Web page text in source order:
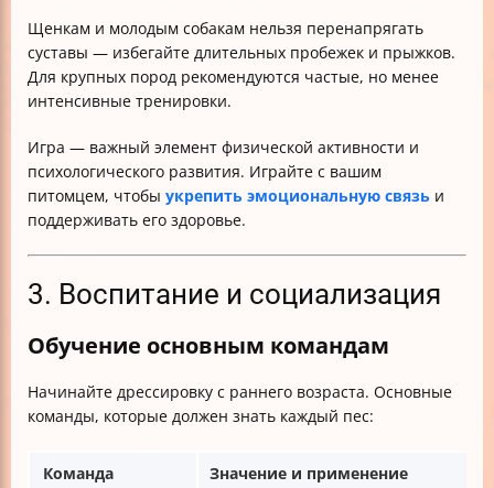
Щенкам и молодым собакам нельзя перенапрягать
суставы — избегайте длительных пробежек и прыжков.
Для крупных пород рекомендуются частые, но менее
интенсивные тренировки.
Игра — важный элемент физической активности и
психологического развития. Играйте с вашим
питомцем, чтобы укрепить эмоциональную связь и
поддерживать его здоровье.
3. Воспитание и социализация
Обучение основным командам
Начинайте дрессировку с раннего возраста. Основные
команды, которые должен знать каждый пес:
Команда Значение и применение